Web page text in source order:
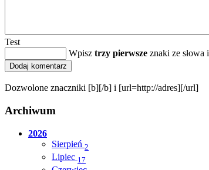
Test
Wpisz trzy pierwsze znaki ze słowa
Dozwolone znaczniki [b][/b] i [url=http://adres][/url]
Archiwum
2026
Sierpień 2
Lipiec 17